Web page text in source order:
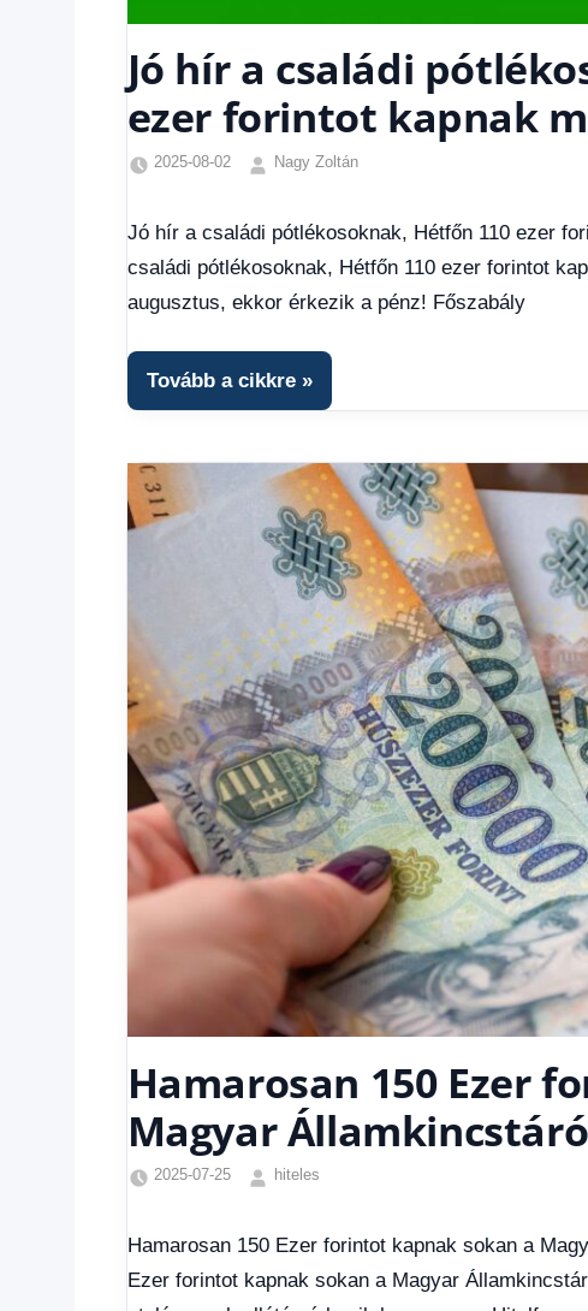
Jó hír a családi
ezer forintot kapnak
2025-08-02
Nagy Zoltán
utalása,
Egyéb,
Friss
Hitel
fórum
Jó hír a családi pótlékosoknak, Hétfőn 110 ezer
családi pótlékosoknak, Hétfőn 110 ezer forintot
augusztus, ekkor érkezik a pénz! Főszabály
Tovább a cikkre
Hamarosan 150 Ezer
Magyar
2025-07-25
hiteles
utalása
Friss
Hamarosan 150 Ezer forintot kapnak sokan a
Ezer forintot kapnak sokan a Magyar